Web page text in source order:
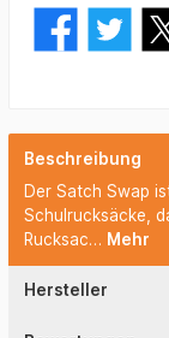
Beschreibung
Der Satch Swap
Schulrucksäcke,
Rucksac… Mehr
Hersteller